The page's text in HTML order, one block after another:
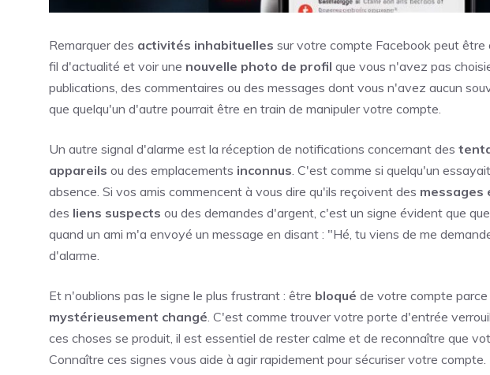
Remarquer des activités inhabituelles sur votre compte Facebook peut
fil d'actualité et voir une nouvelle photo de profil que vous n'avez pas
publications, des commentaires ou des messages dont vous n'avez aucun
que quelqu'un d'autre pourrait être en train de manipuler votre compte.
Un autre signal d'alarme est la réception de notifications concernant des
appareils ou des emplacements inconnus . C'est comme si quelqu'un
absence. Si vos amis commencent à vous dire qu'ils reçoivent des messages
des liens suspects ou des demandes d'argent, c'est un signe évident que
quand un ami m'a envoyé un message en disant : "Hé, tu viens de me
d'alarme.
Et n'oublions pas le signe le plus frustrant : être bloqué de votre compte parce
mystérieusement changé . C'est comme trouver votre porte d'entrée
ces choses se produit, il est essentiel de rester calme et de reconnaître que
Connaître ces signes vous aide à agir rapidement pour sécuriser votre compte.